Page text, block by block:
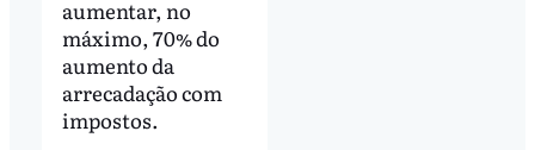
aumentar, no
máximo, 70% do
aumento da
arrecadação com
impostos.